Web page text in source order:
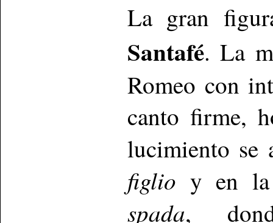
La gran
Santafé. La
Romeo con
canto firme,
lucimiento
figlio y en
spada,